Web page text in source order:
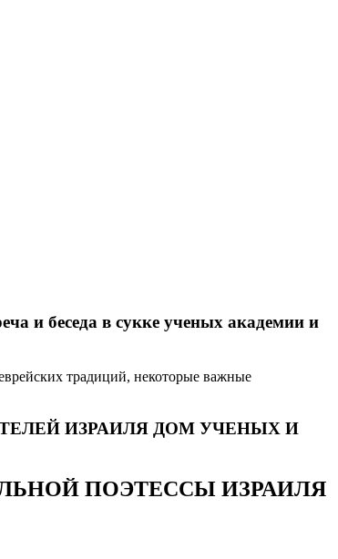
традиций, некоторые важные
ИЗРАИЛЯ ДОМ УЧЕНЫХ И
ПОЭТЕССЫ ИЗРАИЛЯ